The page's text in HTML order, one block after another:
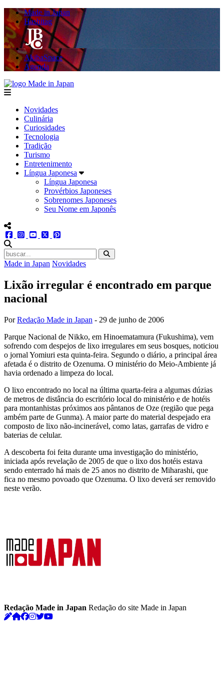
Made in Japan
Hashitag
AkibaSpace
Agenda
menu
Novidades
Culinária
Curiosidades
Tecnologia
Tradição
Turismo
Entretenimento
Língua Japonesa
Língua Japonesa
Provérbios Japoneses
Sobrenomes Japoneses
Seu Nome em Japonês
menu redes social
facebookinstagram
youtube
twitter
Made in Japan Novidades
Lixão irregular é encontrado em parque
nacional
PorRedação Made in Japan - 29 de junho de 2006
Parque Nacional de Nikko, em Hinoematamura (Fukushima), vem
sofrendo com despejos de lixo irregulares em seus bosques, noticiou
o jornal Yomiuri esta quinta-feira. Segundo o diário, a principal área
afetada é o distrito de Ozenuma. O ministério do Meio-Ambiente já
havia ordenado a limpeza do local.
O lixo encontrado no local na última quarta-feira a algumas dúzias
de metros de distância do escritório local do ministério e de hotéis
para montanhistas próximos aos pântanos de Oze (região que pega
ambém parte de Gunma). A maior parte do material despejado era
composto de lixo não-incinerável, como latas, garrafas de vidro e
baterias de celular.
A descoberta foi feita durante uma investigação do ministério,
iniciada após revelação de 2005 de que o lixo dos hotéis estava
sendo enterrado há mais de 25 anos no distrito de Miharashi, que
fica no mesmo povoado que Ozenuma. O lixo deverá ser removido
neste verão.
Redação Made in Japan Redação do site Made in Japan